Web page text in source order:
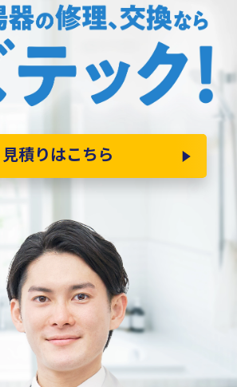
見積りはこちら